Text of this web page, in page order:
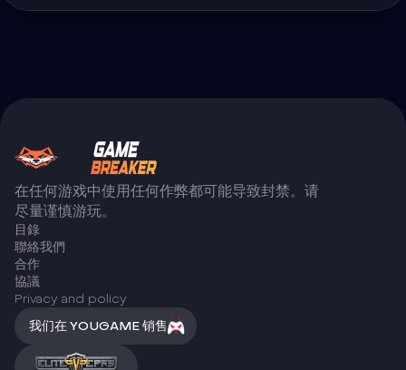
在任何游戏中使用任何作弊都可能导致封禁。请
尽量谨慎游玩。
目錄
聯絡我們
合作
協議
Privacy and policy
我们在 YOUGAME 销售